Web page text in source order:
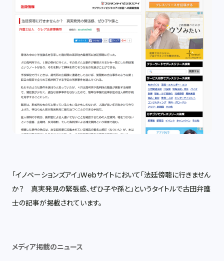
「イノベーションズアイ」Webサイトにおいて「法廷傍聴に行きません
か？ 真実発見の緊張感、ぜひ子や孫と」というタイトルで古田弁護
士の記事が掲載されています。
メディア掲載のニュース